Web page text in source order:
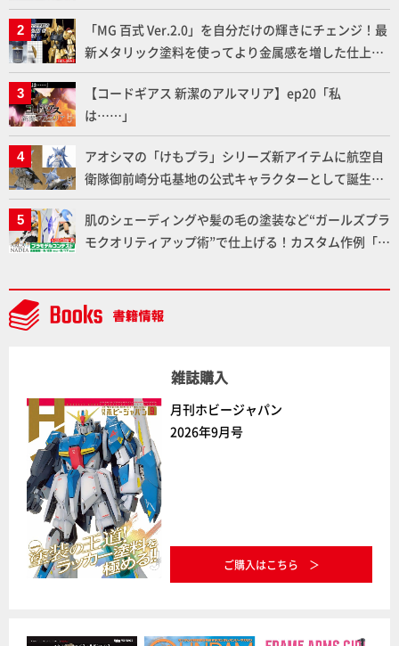
下ろしでご紹介!!さらに「大鉄人17」＆「ワンエイ
ト」セット情報もお届け！【超合金の魂】
「MG 百式 Ver.2.0」を自分だけの輝きにチェンジ！最
新メタリック塗料を使ってより金属感を増した仕上が
りに!!【試し読み】
【コードギアス 新潔のアルマリア】ep20「私
は……」
アオシマの「けもプラ」シリーズ新アイテムに航空自
衛隊御前崎分屯基地の公式キャラクターとして誕生し
た「おまねこ」が着任！けもプラ公式サイト限定版と
通常版の2ラインで発売！
肌のシェーディングや髪の毛の塗装など“ガールズプラ
モクオリティアップ術”で仕上げる！カスタム作例「白
デルコンテスト」～8月17日（月）11:59まで応募受付
中】
雑誌購入
月刊ホビージャパン
2026年9月号
ご購入はこちら